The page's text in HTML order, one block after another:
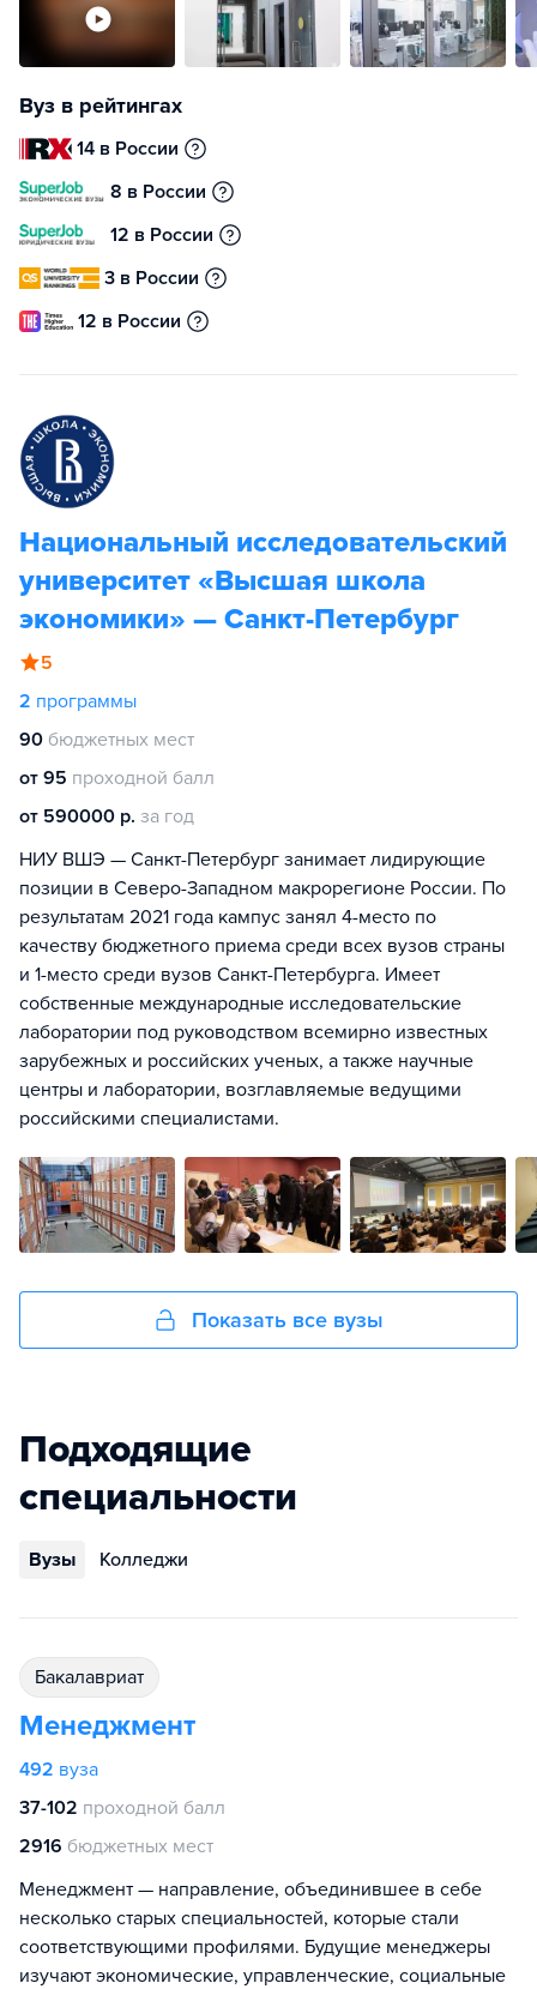
Вуз в рейтингах
14 в России
8 в России
12 в России
3 в России
12 в России
Национальный исследовательский
университет «Высшая школа
экономики» — Санкт-Петербург
5
2 программы
90 бюджетных мест
от 95 проходной балл
от 590000 р. за год
НИУ ВШЭ — Санкт-Петербург занимает лидирующие
позиции в Северо-Западном макрорегионе России. По
результатам 2021 года кампус занял 4-место по
качеству бюджетного приема среди всех вузов страны
и 1-место среди вузов Санкт-Петербурга. Имеет
собственные международные исследовательские
лаборатории под руководством всемирно известных
зарубежных и российских ученых, а также научные
центры и лаборатории, возглавляемые ведущими
российскими специалистами.
Показать все вузы
Подходящие
специальности
Вузы Колледжи
бакалавриат
Менеджмент
492 вуза
37-102 проходной балл
2916 бюджетных мест
Менеджмент — направление, объединившее в себе
несколько старых специальностей, которые стали
соответствующими профилями. Будущие менеджеры
изучают экономические, управленческие, социальные